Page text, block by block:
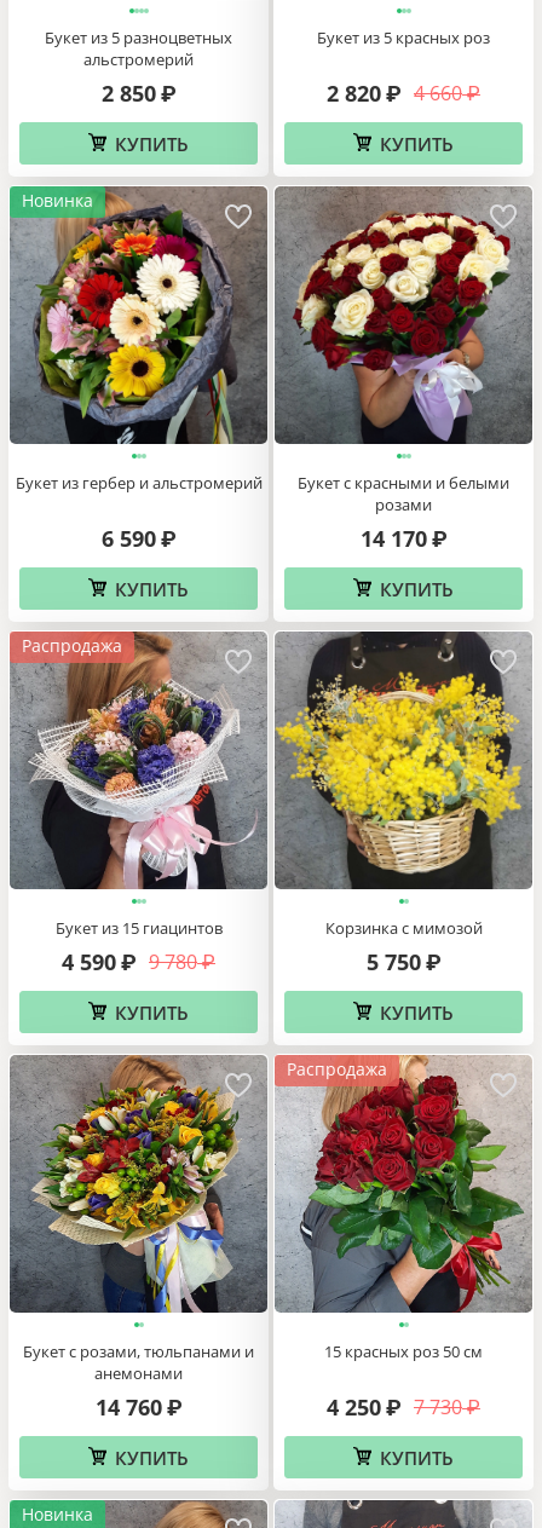
Букет из 5 разноцветных
альстромерий
2 850 ₽
КУПИТЬ
Букет из 5 красных роз
4 660 ₽
2 820₽
КУПИТЬ
Новинка
Букет из гербер и альстромерий
6 590 ₽
КУПИТЬ
Букет с красными и белыми
розами
14 170 ₽
КУПИТЬ
Распродажа
Букет из 15 гиацинтов
9 780 ₽
4 590₽
КУПИТЬ
Корзинка с мимозой
5 750 ₽
КУПИТЬ
Букет с розами, тюльпанами и
анемонами
14 760 ₽
КУПИТЬ
Распродажа
15 красных роз 50 см
7 730 ₽
4 250₽
КУПИТЬ
Новинка